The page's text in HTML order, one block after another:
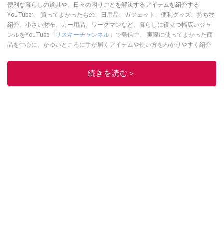
便利な暮らしの道具や、日々の困りごとを解決するアイテムを紹介する
YouTuber。 買ってよかったもの、日用品、ガジェット、便利グッズ、持ち物
紹介、小さい財布、カー用品、ワークマンなど、暮らしに役立つ幅広いジャ
ンルをYouTube「 リスキーチャンネル 」で発信中。 実際に使ってよかった商
品を中心に、かゆいところに手が届くアイテムや使い方をわかりやすく紹介
このイチオシストの他の記事を読む
続きを読む＞